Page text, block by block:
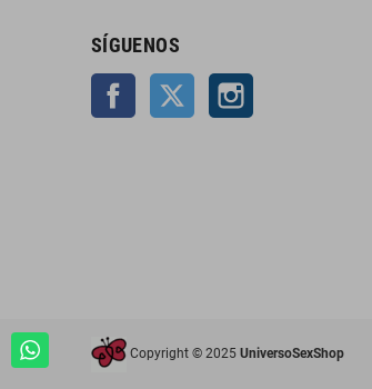
SÍGUENOS
Facebook Twitter
Copyright © 2025 UniversoSexShop